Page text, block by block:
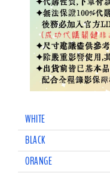
WHITE
BLACK
ORANGE